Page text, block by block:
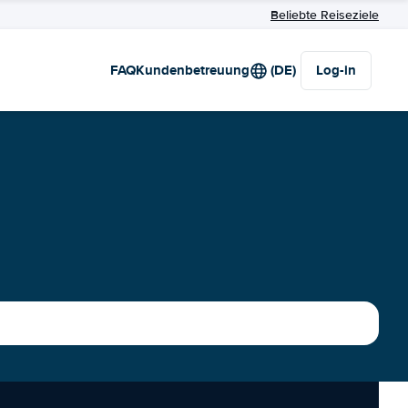
Beliebte Reiseziele
FAQKundenbetreuung (DE) Log-in